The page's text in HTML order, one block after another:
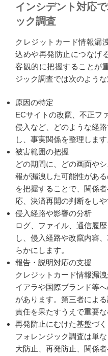
インシデント対応
ック調査
クレジットカード情報漏
込めや再発防止につなげ
客観的に把握することが
ジック調査では次のような
原因の特定
ECサイトの改竄、不正フ
侵入など、どのような経
し、事実関係を整理します
被害範囲の把握
どの期間に、どの画面や
報が漏洩した可能性があ
を把握することで、関係
応、決済再開の判断をしや
侵入経路や影響の分析
ログ、ファイル、通信履
し、侵入経路や改竄内容
らかにします。
報告・説明対応の支援
クレジットカード情報漏
イアラや国際ブランド等
があります。第三者によ
責任を果たすうえで重要な
再発防止にむけた基盤づく
フォレンジック調査は単
大防止、再発防止、関係